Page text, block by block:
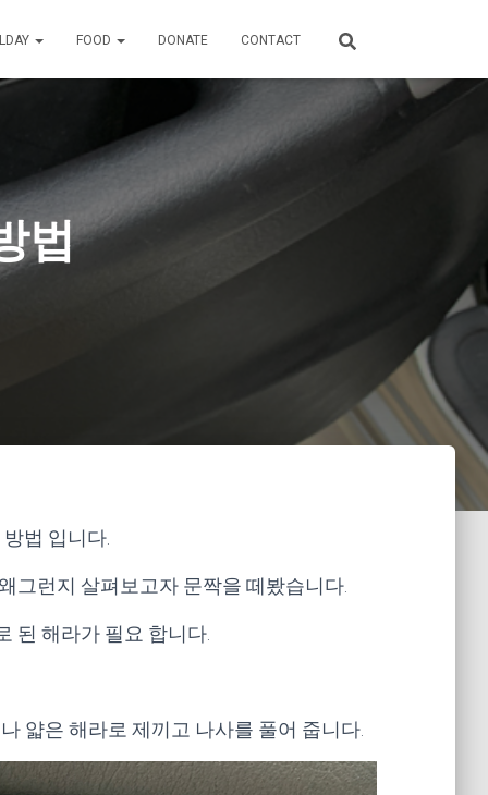
FOOD DONATE CONTACT
법
법 입니다.
그런지 살펴보고자 문짝을 떼봤습니다.
된 해라가 필요 합니다.
얇은 해라로 제끼고 나사를 풀어 줍니다.